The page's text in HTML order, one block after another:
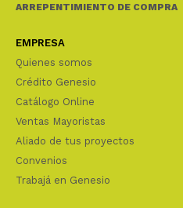
ARREPENTIMIENTO DE COMPRA
EMPRESA
Quienes somos
Crédito Genesio
Catálogo Online
Ventas Mayoristas
Aliado de tus proyectos
Convenios
Trabajá en Genesio